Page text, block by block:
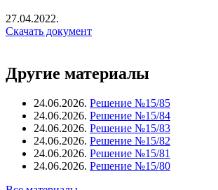
27.04.2022.
Скачать документ
Другие материалы
24.06.2026. Решение №15/85
24.06.2026. Решение №15/84
24.06.2026. Решение №15/83
24.06.2026. Решение №15/82
24.06.2026. Решение №15/81
24.06.2026. Решение №15/80